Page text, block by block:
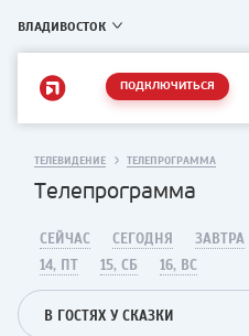
ВЛАДИВОСТОК
ПОДКЛЮЧИТЬСЯ
ТЕЛЕВИДЕНИЕ ТЕЛЕПРОГРАММА
Телепрограмма
СЕЙЧАС СЕГОДНЯ ЗАВТРА
14, ПТ
15, СБ 16, ВС
В ГОСТЯХ У СКАЗКИ